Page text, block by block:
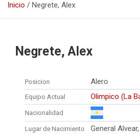
Inicio Negrete, Alex
Negrete, Alex
Posicion Alero
Equipo Actual Olimpico (La
Nacionalidad
Lugar de Nacimiento General